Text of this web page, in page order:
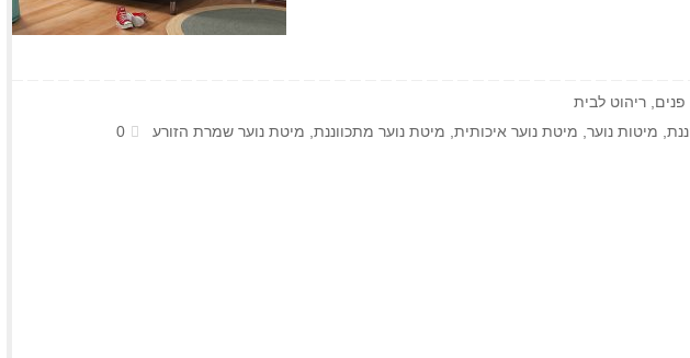
פנים ,ריהוט לבית
מיטות נוער מיטת נוער איכותית מיטת נוער מתכווננת מיטת נוער שמרת הזורע 0